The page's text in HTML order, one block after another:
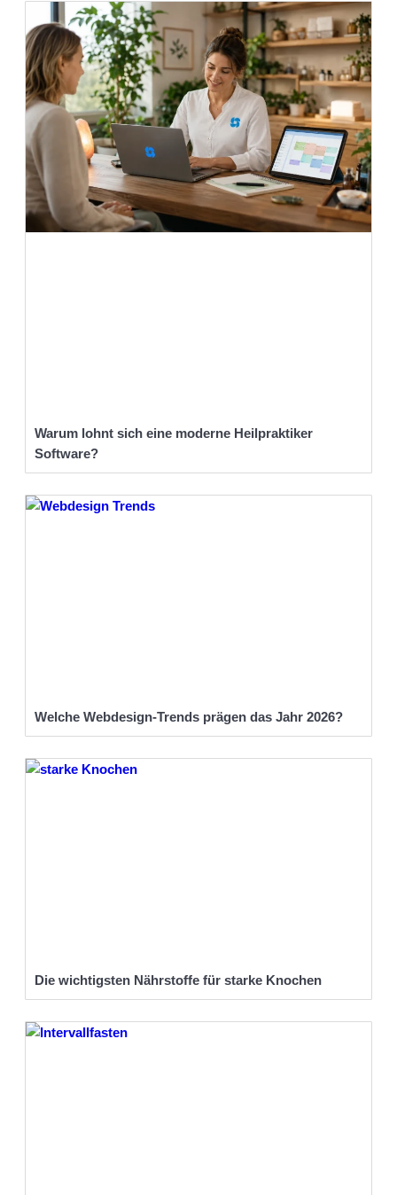
Warum lohnt sich eine moderne Heilpraktiker
Software?
Welche Webdesign-Trends prägen das Jahr 2026?
Die wichtigsten Nährstoffe für starke Knochen